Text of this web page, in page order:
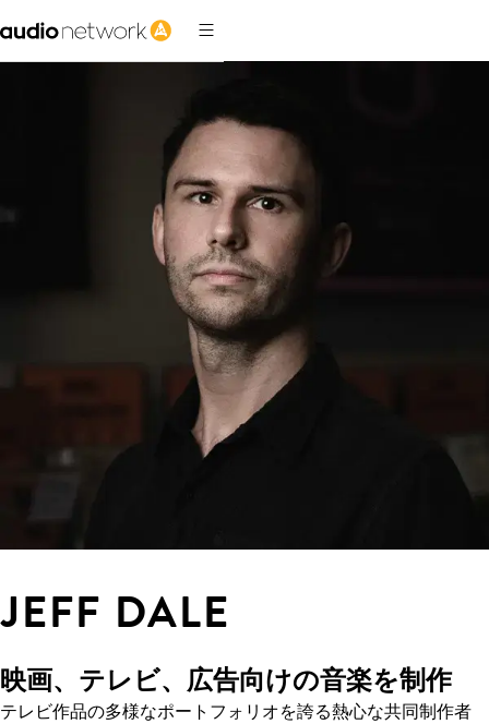
JEFF DALE
映画、テレビ、広告向けの音楽を制作
テレビ作品の多様なポートフォリオを誇る熱心な共同制作者